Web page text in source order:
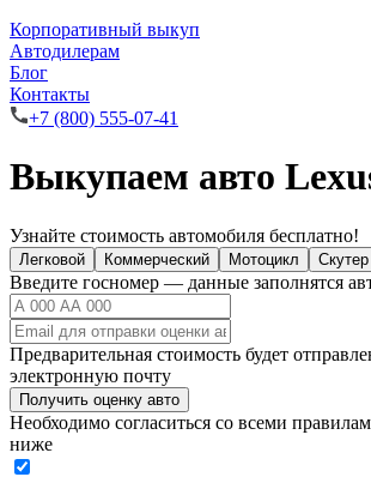
Корпоративный выкуп
Автодилерам
Блог
Контакты
+7 (800) 555-07-41
Выкупаем авто
Узнайте стоимость автомобиля бесплатно!
Легковой Коммерческий Мотоцикл Скутер
Введите госномер — данные заполнятся
Предварительная стоимость будет
электронную почту
Получить оценку авто
Необходимо согласиться со всеми
ниже